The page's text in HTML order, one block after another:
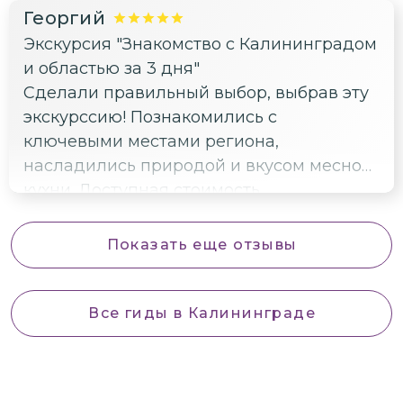
Георгий
Экскурсия "Знакомство с Калининградом
и областью за 3 дня"
Сделали правильный выбор, выбрав эту
экскурссию! Познакомились с
ключевыми местами региона,
насладились природой и вкусом месной
кухни. Доступная стоимость,
рассказы гида Лидии добавили яркости
нашим впечатлениям. Отличный способ
провести досуг!
Показать еще отзывы
Все гиды в Калининграде